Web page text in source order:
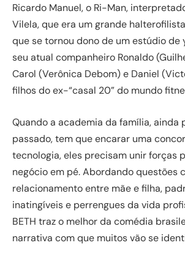
Ricardo Manuel, o Ri-Man,
Vilela, que era um grande
que se tornou dono de um estúdio de
seu atual companheiro Ronaldo
Carol (Verônica Debom) e Daniel
filhos do ex-“casal 20” do mundo
Quando a academia da família, ainda
passado, tem que encarar uma
tecnologia, eles precisam unir forças
negócio em pé. Abordando questões
relacionamento entre mãe e filha,
inatingíveis e perrengues da vida
BETH traz o melhor da comédia
narrativa com que muitos vão se